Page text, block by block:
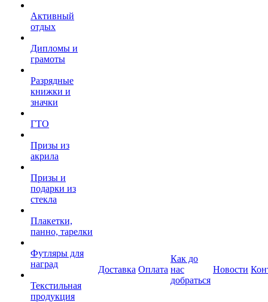
Активный
отдых
Дипломы и
грамоты
Разрядные
книжки и
значки
ГТО
Призы из
акрила
Призы и
подарки из
стекла
Плакетки,
панно, тарелки
Футляры для
наград
Текстильная
продукция
Доставка Оплата
Как до
нас
добраться
Новости